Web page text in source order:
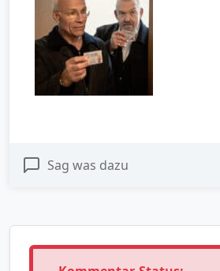
Sag was dazu